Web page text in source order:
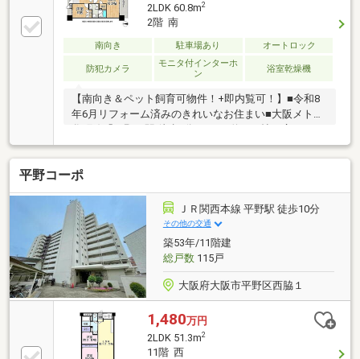
2LDK 60.8m2
2階 南
南向き 駐車場あり オートロック
防犯カメラ
モニタ付インターホ
ン
浴室乾燥機
【南向き＆ペット飼育可物件！+即内覧可！】■令和8
年6月リフォーム済みのきれいなお住まい■大阪メトロ
た空間です
平野コーポ
ＪＲ関西本線 平野駅 徒歩10分
その他の交通
築53年/11階建
総戸数115戸
大阪府大阪市平野区西脇１
1,480万円
2LDK 51.3m2
11階 西